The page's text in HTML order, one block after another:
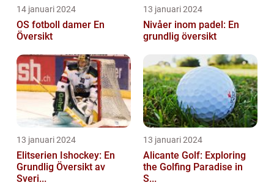
14 januari 2024
OS fotboll damer En
Översikt
13 januari 2024
Nivåer inom padel: En
grundlig översikt
13 januari 2024
Elitserien Ishockey: En
Grundlig Översikt av
Sveri...
13 januari 2024
Alicante Golf: Exploring
the Golfing Paradise in
S...